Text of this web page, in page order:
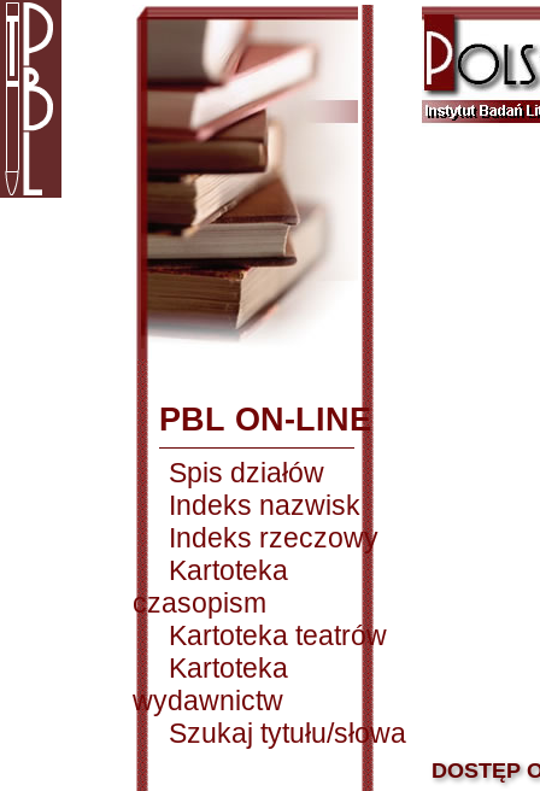
PBL ON-LINE
Spis działów
Indeks nazwisk
Indeks rzeczowy
Kartoteka
czasopism
Kartoteka teatrów
Kartoteka
wydawnictw
Szukaj tytułu/słowa
DOSTĘP